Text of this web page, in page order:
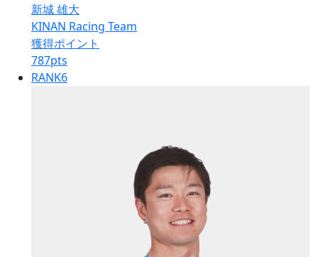
新城 雄大
KINAN Racing Team
獲得ポイント
787pts
RANK6